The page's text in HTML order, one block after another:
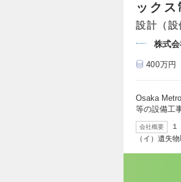
ックス
設計（設
株式
400万円
Osaka
等の設備工
会社概要
（イ）遺失